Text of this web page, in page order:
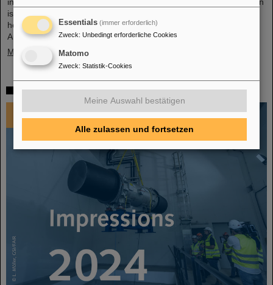
ist der drittgrößte Gesellschafter der FAIR GmbH und ein
herausragend wichtiger Technologie- und Wissenschaftspartner.
Auf dem FAIR-Council…
Mehr »
Impressionen 2024
Essentials (immer erforderlich)
Zweck: Unbedingt erforderliche Cookies
Matomo
Zweck: Statistik-Cookies
Meine Auswahl bestätigen
Alle zulassen und fortsetzen